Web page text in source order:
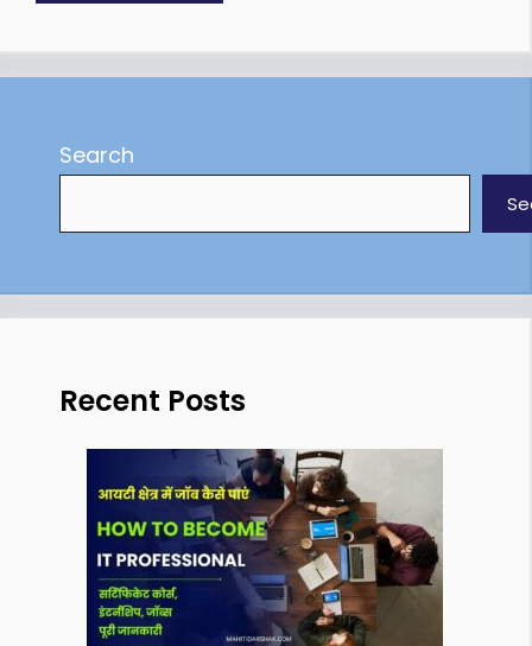
Search
Recent Posts